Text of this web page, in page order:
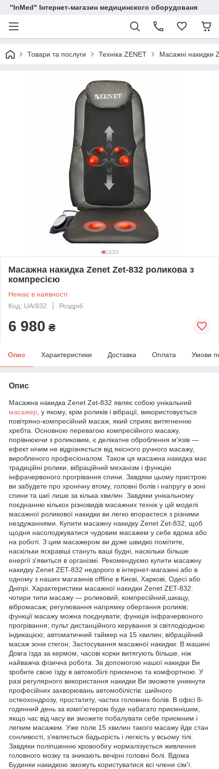
"InMed" Інтернет-магазин медицинского оборудованя
Товари та послуги Техніка ZENET Масажні накидки
Масажна накидка Zenet Zet-832 роликова з
компресією
Немає в наявності
Код: UA/832
Роздріб
6 980 ₴
Опис Характеристики Доставка Оплата Умови
Опис
Масажна накидка Zenet Zet-832 являє собою унікальний
масажер , у якому, крім роликів і вібрації, використовується
повітряно-компресійний масаж, який сприяє витягненню
хребта. Основною перевагою компресійного масажу,
порівнюючи з роликовим, є делікатне оброблення м'язів —
ефект нічим не відрізняється від якісного ручного масажу,
виробленого професіоналом. Також ця масажна накидка має
традиційні ролики, вібраційний механізм і функцію
інфрачервоного прогрівання спини. Завдяки цьому пристрою
ви забудете про хронічну втому, головні болів і напругу в зоні
спини та шиї лише за кілька хвилин. Завдяки унікальному
поєднанню кількох різновидів масажних технік у цій моделі
масажної роликової накидки ви легко впораєтеся з різними
нездужаннями. Купити масажну накидку Zenet Zet-832, щоб
щодня насолоджуватися чудовим масажем у себе вдома або
на роботі. З цим масажером ви дуже швидко помітите,
наскільки яскравіші стануть ваші будні, наскільки більше
енергії з'явиться в організмі. Рекомендуємо купити масажну
накидку Zenet ZET-832 недорого в інтернет-магазині або в
одному з наших магазинів offline в Києві, Харкові, Одесі або
Дніпрі. Характеристики масажної накидки Zenet ZET-832:
чотири типи масажу — роликовий, компресійний,шиацу,
вібромасаж; регулювання напрямку обертання роликів;
функції масажу можна поєднувати; функція інфрачервоного
прогрівання; пульт дистанційного керування зі світлодіодною
індикацією; автоматичний таймер на 15 хвилин; вібраційний
масаж зони стегон; Застосування масажної накидки: В машині
Довга їзда за кермом, часові корки витягують більше, ніж
найважча фізична робота. За допомогою нашої накидки Ви
зробите свою їзду в автомобілі приємною та комфортною. У
разі регулярного використання накидки Ви зможете уникнути
професійних захворювань автомобілістів: шийного
остеохондрозу, простатиту, частих головних болів. В офісі 8-
годинний день за комп'ютером буде набагато приємнішим,
якщо час від часу ви зможете побалувати себе приємним і
легким масажем. Уже поле 15 хвилин такого масажу йде стан
сонливості, з'являється бадьорість і легкість у всьому тілі.
Завдяки поліпшенню кровообігу нормалізується живлення
головного мозку та зникають вечірні головні болі. Вдома
Будинки накидкою зможуть користуватися всі члени сім'ї.